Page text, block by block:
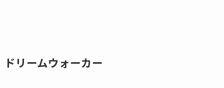
ドリームウォーカー